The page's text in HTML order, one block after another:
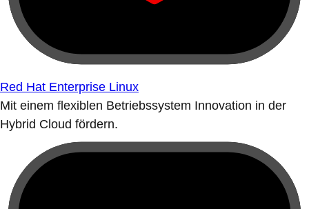
Red Hat Enterprise Linux
Mit einem flexiblen Betriebssystem Innovation in der
Hybrid Cloud fördern.